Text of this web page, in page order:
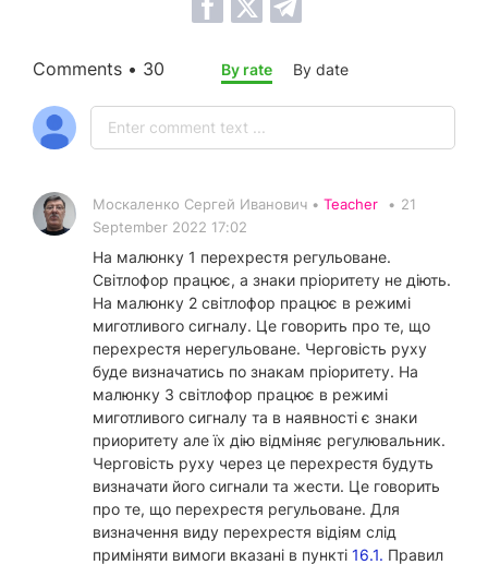
Comments • 30 By rate By date
Москаленко Сергей Иванович • Teacher • 21
September 2022 17:02
На малюнку 1 перехрестя регульоване.
Світлофор працює, а знаки пріоритету не діють.
На малюнку 2 світлофор працює в режимі
миготливого сигналу. Це говорить про те, що
перехрестя нерегульоване. Черговість руху
буде визначатись по знакам пріоритету. На
малюнку 3 світлофор працює в режимі
миготливого сигналу та в наявності є знаки
приоритету але їх дію відміняє регулювальник.
Черговість руху через це перехрестя будуть
визначати його сигнали та жести. Це говорить
про те, що перехрестя регульоване. Для
визначення виду перехрестя відіям слід
приміняти вимоги вказані в пункті 16.1. Правил